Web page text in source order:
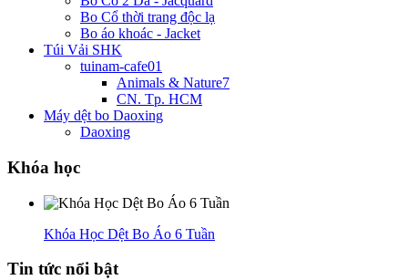
Bo Cổ thời trang độc lạ
Bo áo khoác - Jacket
Túi Vải SHK
tuinam-cafe01
Animals & Nature7
CN. Tp. HCM
Máy dệt bo Daoxing
Daoxing
Khóa học
Khóa Học Dệt Bo Áo 6 Tuần
Tin tức nổi bật